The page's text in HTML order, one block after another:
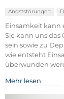
Angststörungen
Einsamkeit kann
Sie kann uns das
sein sowie zu
wie entsteht
überwunden
Mehr lesen